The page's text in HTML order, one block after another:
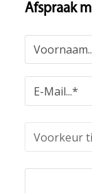
Afspraak